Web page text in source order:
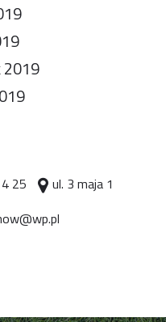
2019
25
ul. 3 maja 1